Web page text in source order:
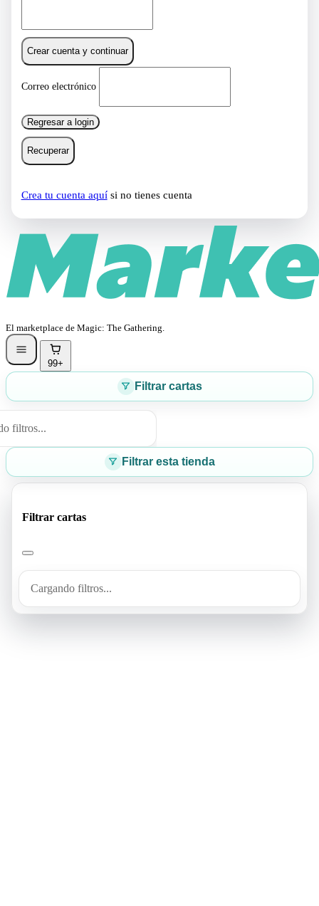
Crear cuenta y continuar
Correo electrónico
Regresar a login
Recuperar
Crea tu cuenta aquísi no tienes cuenta
El marketplace de Magic: The Gathering.
99+
Filtrar cartas
filtros...
Filtrar esta tienda
Filtrar cartas
Cargando filtros...